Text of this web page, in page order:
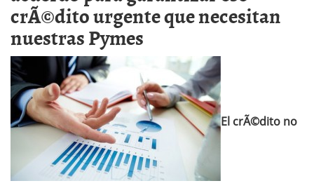
crÃ©dito urgente que necesitan
nuestras Pymes
El crÃ©dito no